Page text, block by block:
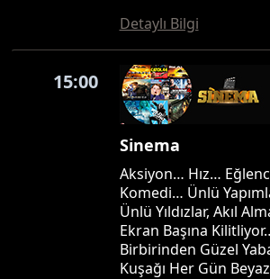
Detaylı Bilgi
15:00
Sinema
Aksiyon… Hız…
Komedi… Ünlü
Ünlü Yıldızlar, Akıl
Ekran Başına
Birbirinden Güzel
Kuşağı Her Gün Beyaz